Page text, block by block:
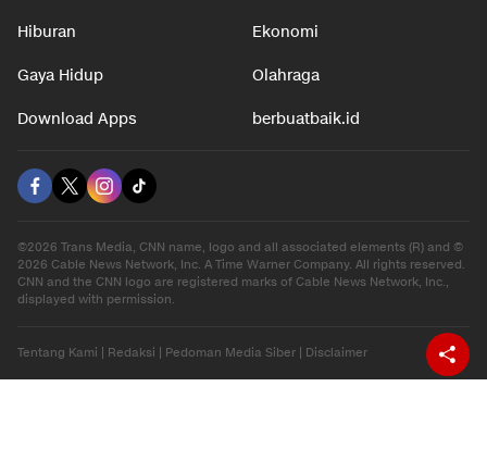
Hiburan Ekonomi
Gaya Hidup Olahraga
Download Apps berbuatbaik.id
©2026 Trans Media, CNN name, logo and all associated elements (R) and ©
2026 Cable News Network, Inc. A Time Warner Company. All rights reserved.
CNN and the CNN logo are registered marks of Cable News Network, Inc.,
displayed with permission.
Tentang Kami | Redaksi | Pedoman Media Siber | Disclaimer